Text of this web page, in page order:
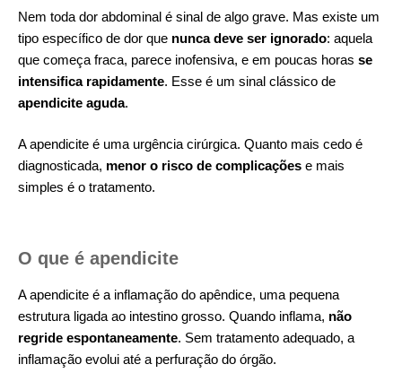
Nem toda dor abdominal é sinal de algo grave. Mas existe um
tipo específico de dor que nunca deve ser ignorado: aquela
que começa fraca, parece inofensiva, e em poucas horas se
intensifica rapidamente. Esse é um sinal clássico de
apendicite aguda.
A apendicite é uma urgência cirúrgica. Quanto mais cedo é
diagnosticada, menor o risco de complicações e mais
simples é o tratamento.
O que é apendicite
A apendicite é a inflamação do apêndice, uma pequena
estrutura ligada ao intestino grosso. Quando inflama, não
regride espontaneamente. Sem tratamento adequado, a
inflamação evolui até a perfuração do órgão.